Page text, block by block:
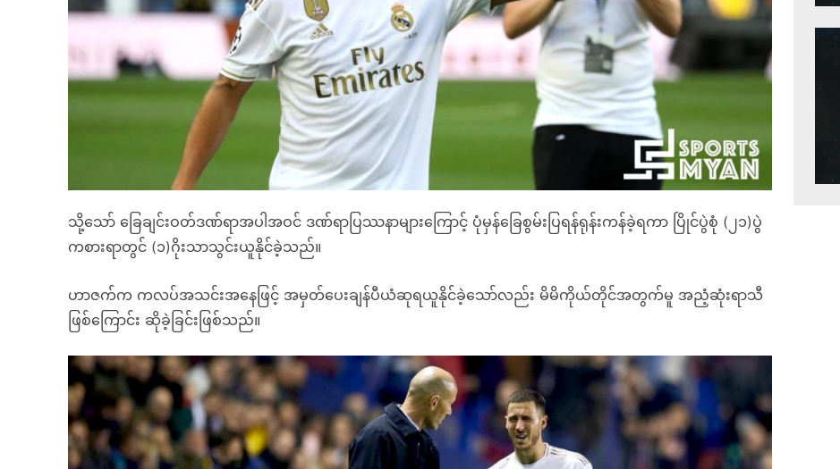
သို့သော် ခြေချင်းဝတ်ဒဏ်ရာအပါအဝင် ဒဏ်ရာပြဿနာများကြောင့် ပုံမှန်ခြေစွမ်းပြရန်ရုန်းကန်ခဲ့ရကာ ပြိုင်ပွဲစုံ (၂၁)ပွဲ
ကစားရာတွင် (၁)ဂိုးသာသွင်းယူနိုင်ခဲ့သည်။
ဟာဇက်က ကလပ်အသင်းအနေဖြင့် အမှတ်ပေးချန်ပီယံဆုရယူနိုင်ခဲ့သော်လည်း မိမိကိုယ်တိုင်အတွက်မူ အညံ့ဆုံးရာသီ
ဖြစ်ကြောင်း ဆိုခဲ့ခြင်းဖြစ်သည်။